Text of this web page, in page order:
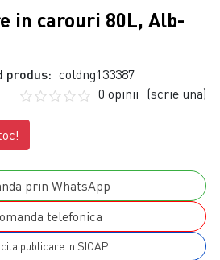
in carouri 80L, Alb-
produs: coldng133387
0 opinii (scrie una)
prin WhatsApp
telefonica
publicare in SICAP